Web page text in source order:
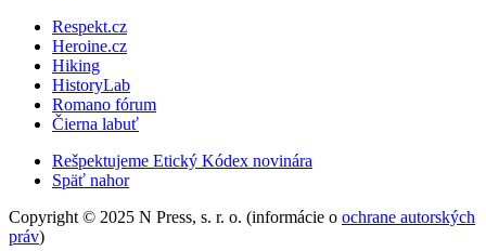
Respekt.cz
Heroine.cz
Hiking
HistoryLab
Romano fórum
Čierna labuť
Rešpektujeme Etický Kódex novinára
Späť nahor
Copyright © 2025 N Press, s. r. o. (informácie o ochrane autorských
práv)